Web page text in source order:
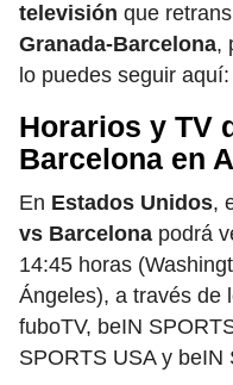
televisión que
Granada-Barcelona,
lo puedes seguir aquí:
Horarios y TV
Barcelona en
En Estados Unidos,
vs Barcelona podrá
14:45 horas
Ángeles), a través de
fuboTV, beIN
SPORTS USA y beIN